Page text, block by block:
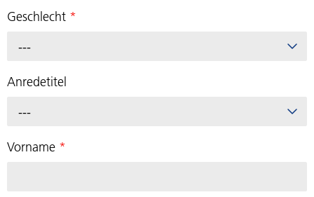
Geschlecht *
---
Anredetitel
---
Vorname *